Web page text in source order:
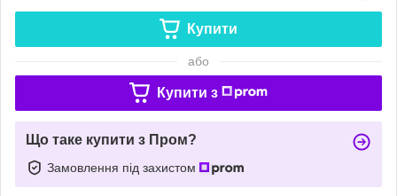
Купити
або
Купити з
Що таке купити з Пром?
Замовлення під захистом